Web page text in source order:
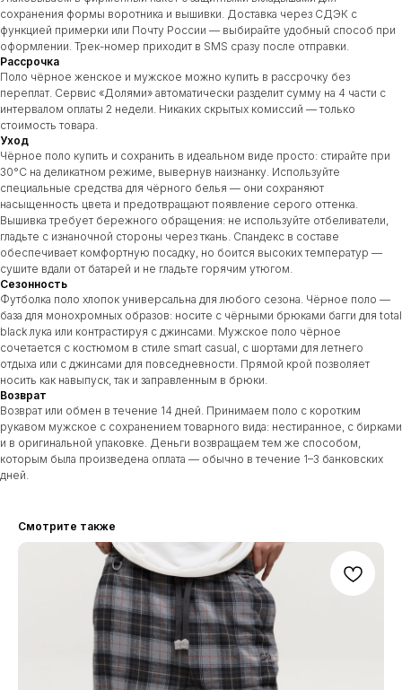
сохранения формы воротника и вышивки. Доставка через СДЭК с
функцией примерки или Почту России — выбирайте удобный способ при
оформлении. Трек-номер приходит в SMS сразу после отправки.
Рассрочка
Поло чёрное женское и мужское можно купить в рассрочку без
переплат. Сервис «Долями» автоматически разделит сумму на 4 части с
интервалом оплаты 2 недели. Никаких скрытых комиссий — только
стоимость товара.
Уход
Чёрное поло купить и сохранить в идеальном виде просто: стирайте при
30°C на деликатном режиме, вывернув наизнанку. Используйте
специальные средства для чёрного белья — они сохраняют
насыщенность цвета и предотвращают появление серого оттенка.
Вышивка требует бережного обращения: не используйте отбеливатели,
гладьте с изнаночной стороны через ткань. Спандекс в составе
обеспечивает комфортную посадку, но боится высоких температур —
сушите вдали от батарей и не гладьте горячим утюгом.
Сезонность
Футболка поло хлопок универсальна для любого сезона. Чёрное поло —
база для монохромных образов: носите с чёрными брюками багги для total
black лука или контрастируя с джинсами. Мужское поло чёрное
сочетается с костюмом в стиле smart casual, с шортами для летнего
отдыха или с джинсами для повседневности. Прямой крой позволяет
носить как навыпуск, так и заправленным в брюки.
Возврат
Возврат или обмен в течение 14 дней. Принимаем поло с коротким
рукавом мужское с сохранением товарного вида: нестиранное, с бирками
и в оригинальной упаковке. Деньги возвращаем тем же способом,
которым была произведена оплата — обычно в течение 1–3 банковских
дней.
Смотрите также
Будьте первым, кто узнает о наших новостях и
специальных предложениях:
Я согласен с политикой конфиденциальности
НОВОСТИ И АКЦИИ
ПОКУПАТЕЛЯМ
О НАС
КАТАЛОГ